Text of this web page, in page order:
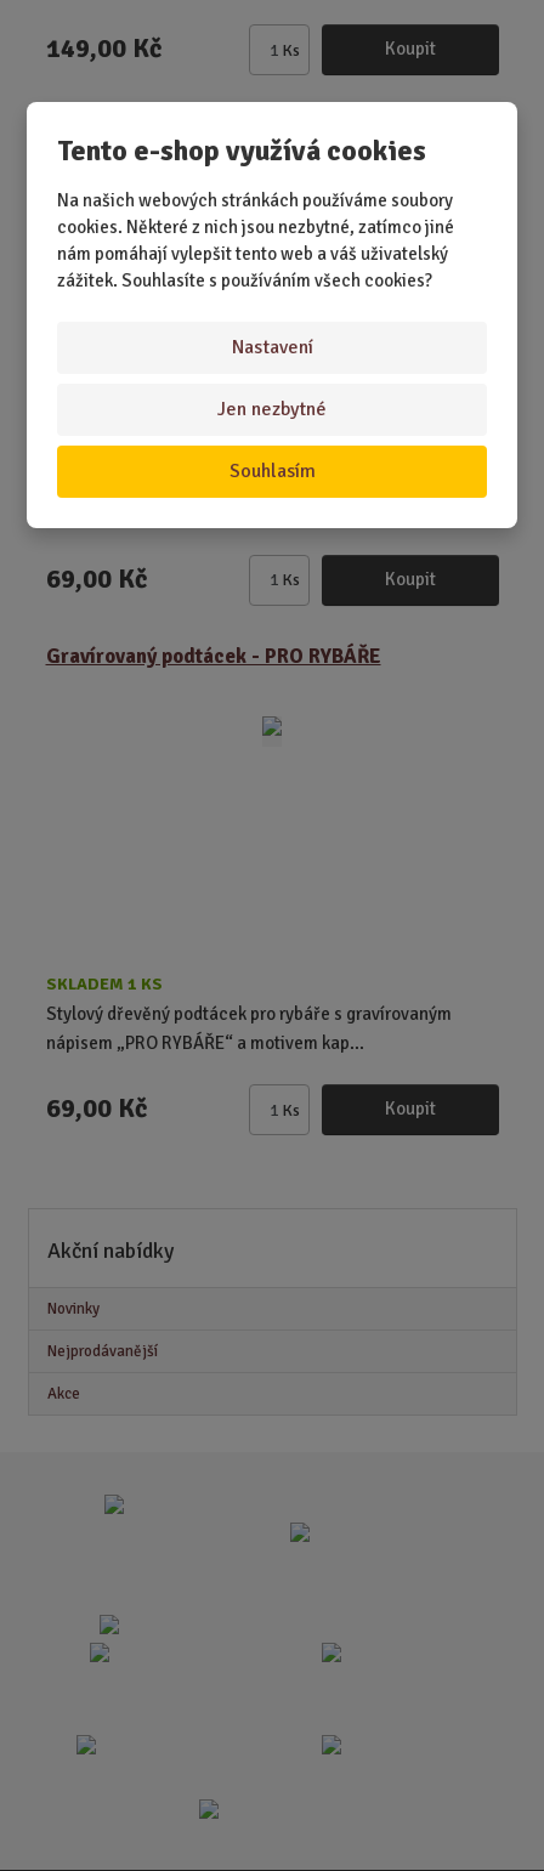
Tento e-shop využívá cookies
Na našich webových stránkách používáme soubory
cookies. Některé z nich jsou nezbytné, zatímco jiné
nám pomáhají vylepšit tento web a váš uživatelský
zážitek. Souhlasíte s používáním všech cookies?
Nastavení
Jen nezbytné
Souhlasím
149,00 Kč
Z
n
t
p
o
č
Ks Koupit
SKLADEM 3 KS
Stylový dřevěný podtácek pro motorkáře s gravírovaným
69,00 Kč
Z
ě
n
t
Ks Koupit
Gravírovaný podtácek - PRO RYBÁŘE
SKLADEM 1 KS
Stylový dřevěný podtácek pro rybáře s gravírovaným
nápisem „PRO RYBÁŘE“ a motivem kap...
69,00 Kč
Z
Ks Koupit
Akční nabídky
Novinky
Nejprodávanější
Akce